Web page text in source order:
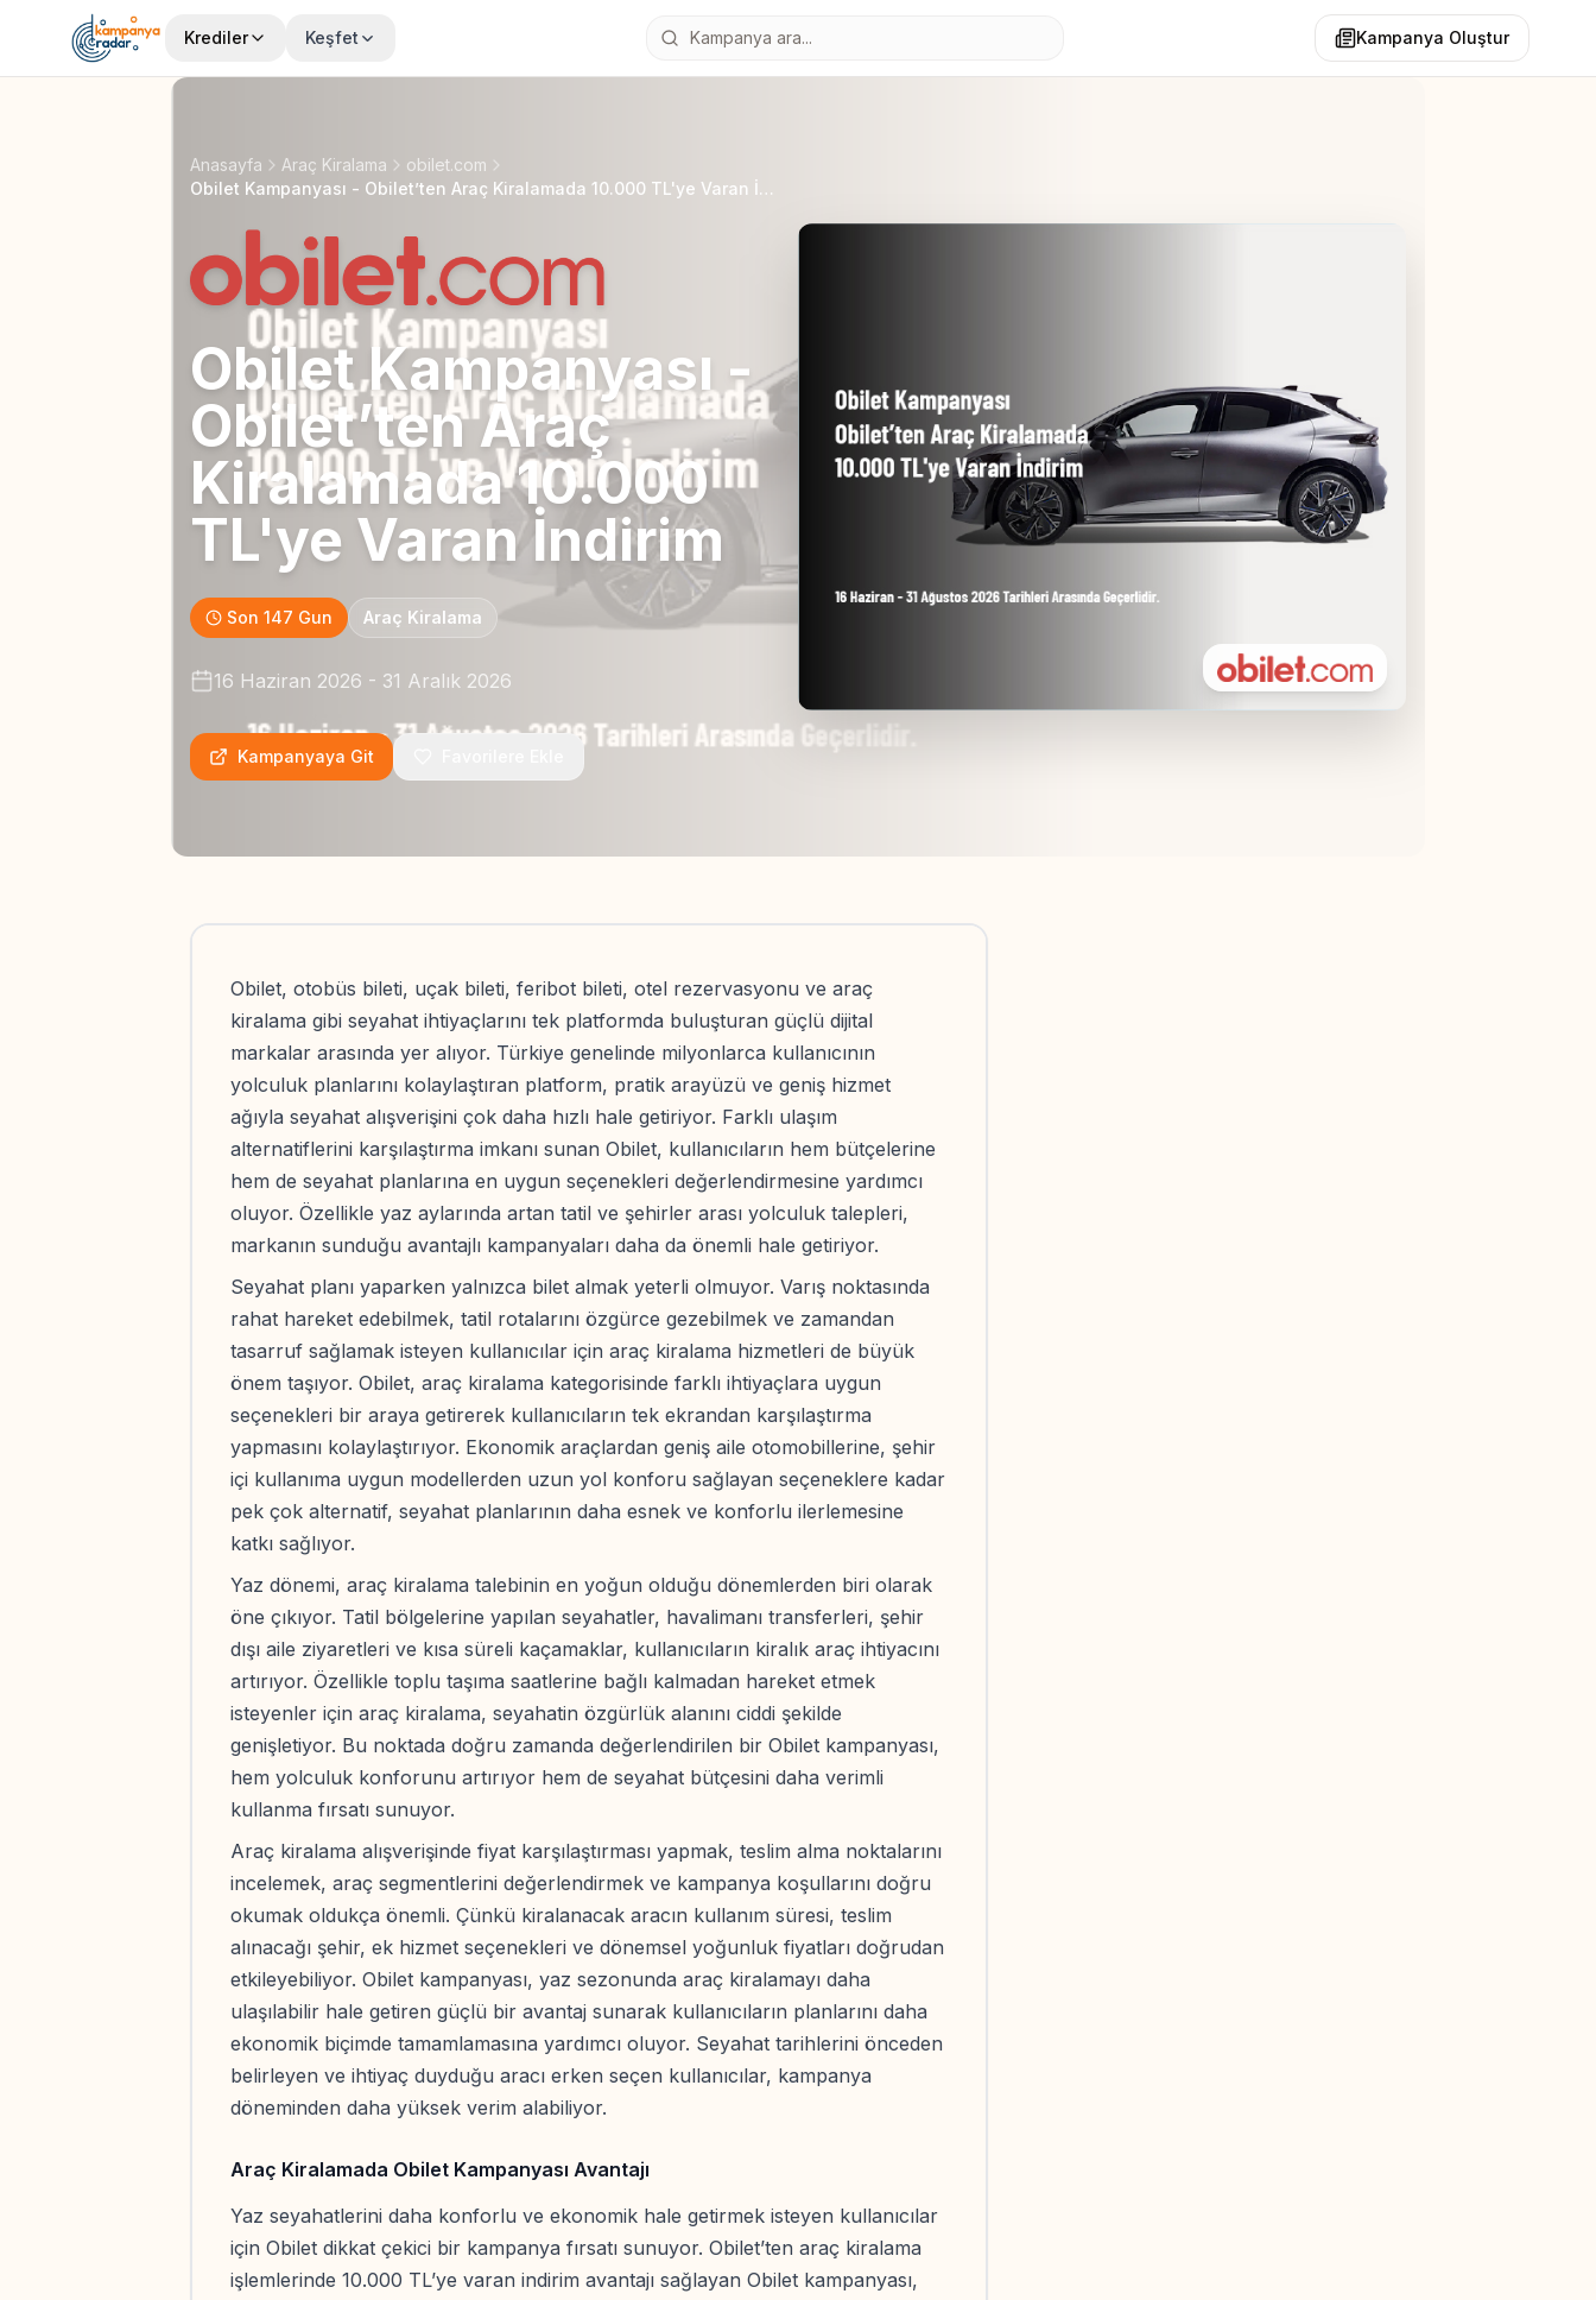
Krediler Keşfet Kampanya Oluştur
Anasayfa Araç Kiralama
obilet.com
Obilet Kampanyası - Obilet’ten Araç Kiralamada 10.000 TL'ye Varan İndirim
Obilet Kampanyası -
Obilet’ten Araç
Kiralamada 10.000
TL'ye Varan İndirim
Son 147 Gun Araç Kiralama
16 Haziran 2026 - 31 Aralık 2026
Kampanyaya Git
Obilet, otobüs bileti, uçak bileti, feribot bileti, otel rezervasyonu ve araç
kiralama gibi seyahat ihtiyaçlarını tek platformda buluşturan güçlü dijital
markalar arasında yer alıyor. Türkiye genelinde milyonlarca kullanıcının
yolculuk planlarını kolaylaştıran platform, pratik arayüzü ve geniş hizmet
ağıyla seyahat alışverişini çok daha hızlı hale getiriyor. Farklı ulaşım
alternatiflerini karşılaştırma imkanı sunan Obilet, kullanıcıların hem bütçelerine
hem de seyahat planlarına en uygun seçenekleri değerlendirmesine yardımcı
oluyor. Özellikle yaz aylarında artan tatil ve şehirler arası yolculuk talepleri,
markanın sunduğu avantajlı kampanyaları daha da önemli hale getiriyor.
Seyahat planı yaparken yalnızca bilet almak yeterli olmuyor. Varış noktasında
rahat hareket edebilmek, tatil rotalarını özgürce gezebilmek ve zamandan
tasarruf sağlamak isteyen kullanıcılar için araç kiralama hizmetleri de büyük
önem taşıyor. Obilet, araç kiralama kategorisinde farklı ihtiyaçlara uygun
seçenekleri bir araya getirerek kullanıcıların tek ekrandan karşılaştırma
yapmasını kolaylaştırıyor. Ekonomik araçlardan geniş aile otomobillerine, şehir
içi kullanıma uygun modellerden uzun yol konforu sağlayan seçeneklere kadar
pek çok alternatif, seyahat planlarının daha esnek ve konforlu ilerlemesine
katkı sağlıyor.
Yaz dönemi, araç kiralama talebinin en yoğun olduğu dönemlerden biri olarak
öne çıkıyor. Tatil bölgelerine yapılan seyahatler, havalimanı transferleri, şehir
dışı aile ziyaretleri ve kısa süreli kaçamaklar, kullanıcıların kiralık araç ihtiyacını
artırıyor. Özellikle toplu taşıma saatlerine bağlı kalmadan hareket etmek
isteyenler için araç kiralama, seyahatin özgürlük alanını ciddi şekilde
genişletiyor. Bu noktada doğru zamanda değerlendirilen bir Obilet kampanyası,
hem yolculuk konforunu artırıyor hem de seyahat bütçesini daha verimli
kullanma fırsatı sunuyor.
Araç kiralama alışverişinde fiyat karşılaştırması yapmak, teslim alma noktalarını
incelemek, araç segmentlerini değerlendirmek ve kampanya koşullarını doğru
okumak oldukça önemli. Çünkü kiralanacak aracın kullanım süresi, teslim
alınacağı şehir, ek hizmet seçenekleri ve dönemsel yoğunluk fiyatları doğrudan
etkileyebiliyor. Obilet kampanyası, yaz sezonunda araç kiralamayı daha
ulaşılabilir hale getiren güçlü bir avantaj sunarak kullanıcıların planlarını daha
ekonomik biçimde tamamlamasına yardımcı oluyor. Seyahat tarihlerini önceden
belirleyen ve ihtiyaç duyduğu aracı erken seçen kullanıcılar, kampanya
döneminden daha yüksek verim alabiliyor.
Araç Kiralamada Obilet Kampanyası Avantajı
Yaz seyahatlerini daha konforlu ve ekonomik hale getirmek isteyen kullanıcılar
için Obilet dikkat çekici bir kampanya fırsatı sunuyor. Obilet’ten araç kiralama
işlemlerinde 10.000 TL’ye varan indirim avantajı sağlayan Obilet kampanyası,